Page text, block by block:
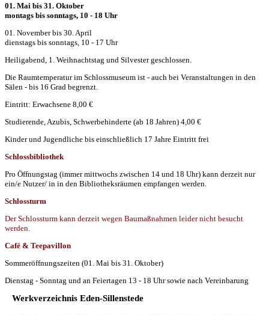
01. Mai bis 31. Oktober
montags bis sonntags, 10 - 18 Uhr
01. November bis 30. April
dienstags bis sonntags, 10 - 17 Uhr
Heiligabend, 1. Weihnachtstag und Silvester geschlossen.
Die Raumtemperatur im Schlossmuseum ist - auch bei Veranstaltungen in den
Sälen - bis 16 Grad begrenzt.
Eintritt: Erwachsene 8,00 €
Studierende, Azubis, Schwerbehinderte (ab 18 Jahren) 4,00 €
Kinder und Jugendliche bis einschließlich 17 Jahre Eintritt frei
Schlossbibliothek
Pro Öffnungstag (immer mittwochs zwischen 14 und 18 Uhr) kann derzeit nur
ein/e Nutzer/ in in den Bibliotheksräumen empfangen werden.
Schlossturm
Der Schlossturm kann derzeit wegen Baumaßnahmen leider nicht besucht
werden.
Café & Teepavillon
Sommeröffnungszeiten (01. Mai bis 31. Oktober)
Dienstag - Sonntag und an Feiertagen 13 - 18 Uhr sowie nach Vereinbarung
Werkverzeichnis Eden-Sillenstede